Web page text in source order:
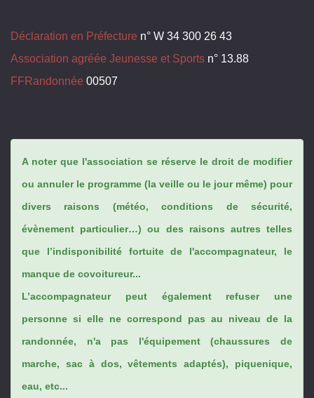
Déclaration en Préfecture n° W 34 300 26 43
Association agréée Jeunesse et Sports n° 13.88
FFRandonnée 00507
A noter que l'association se réserve le droit de modifier
ou annuler le programme (la veille ou le jour même) pour
divers raisons (météo, conditions de sécurité,
évènement particulier…) ou des raisons autres telles
que l’indisponibilité fortuite de l'accompagnateur, le
manque de covoitureur...
L’accompagnateur peut également refuser une
personne si elle ne correspond pas au niveau de la
randonnée, n'a pas l'équipement (chaussures de
marche, sac à dos, vêtements adaptés), piquenique,
eau, etc...